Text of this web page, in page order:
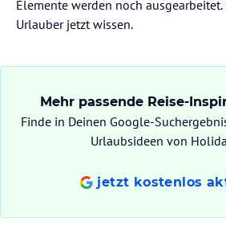
Elemente werden noch
Urlauber jetzt wissen.
Mehr passende Reise-
Finde in Deinen Google-
Urlaubsideen von
jetzt kostenlos